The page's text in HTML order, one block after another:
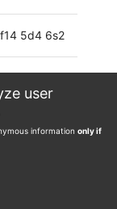
user
information only if
5d4 6s2